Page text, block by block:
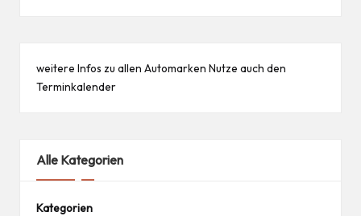
weitere Infos zu allen Automarken Nutze auch den
Terminkalender
Alle Kategorien
Kategorien